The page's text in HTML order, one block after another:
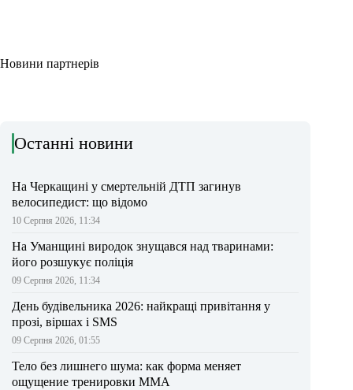
Новини партнерів
Останні новини
На Черкащині у смертельній ДТП загинув
велосипедист: що відомо
10 Серпня 2026, 11:34
На Уманщині виродок знущався над тваринами:
його розшукує поліція
09 Серпня 2026, 11:34
День будівельника 2026: найкращі привітання у
прозі, віршах і SMS
09 Серпня 2026, 01:55
Тело без лишнего шума: как форма меняет
ощущение тренировки ММА